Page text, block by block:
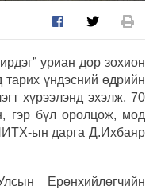
уриан дор зохион
тарих үндэсний өдрийн
хүрээлэнд эхэлж, 70
гэр бүл оролцож, мод
ын дарга Д.Ихбаяр
Ерөнхийлөгчийн